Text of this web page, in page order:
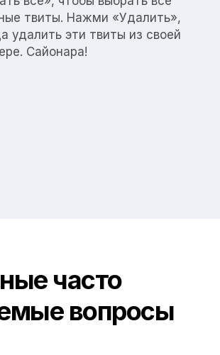
твиты. Нажми «Удалить»,
удалить эти твиты из своей
Сайонара!
часто
вопросы